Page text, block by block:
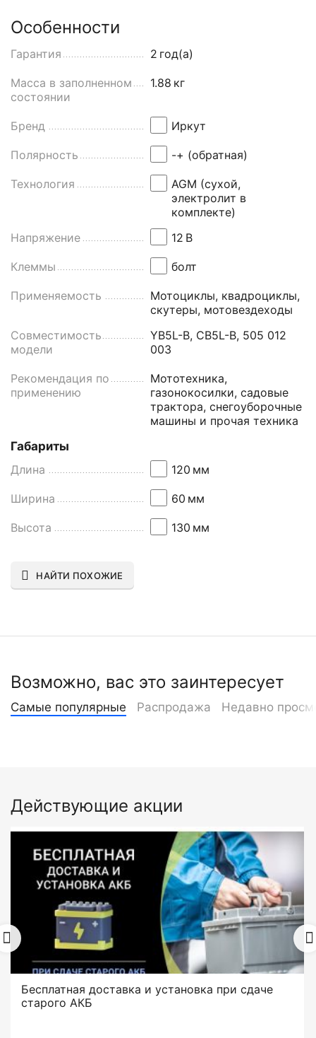
Особенности
Гарантия 2 год(а)
Масса в заполненном
состоянии
1.88 кг
Бренд Иркут
Полярность -+ (обратная)
Технология
AGM (сухой,
электролит в
комплекте)
Напряжение
12 В
Клеммы болт
Применяемость
Мотоциклы, квадроциклы,
скутеры, мотовездеходы
Совместимость
модели
YB5L-B, CB5L-B, 505 012
003
Рекомендация по
применению
Мототехника,
газонокосилки, садовые
трактора, снегоуборочные
машины и прочая техника
Габариты
Длина
120 мм
Ширина 60 мм
Высота 130 мм
НАЙТИ ПОХОЖИЕ
Возможно, вас это заинтересует
Самые популярные Распродажа Недавно
Действующие акции
Бесплатная доставка и установка при сдаче
старого АКБ